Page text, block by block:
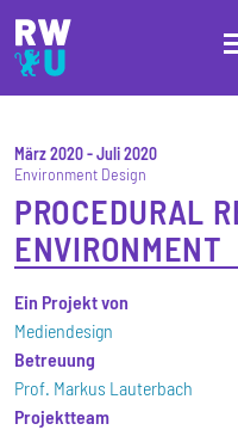
Direkt zum Inhalt
Direkt zur Hauptnavigation
Direkt zum Fußbereich
März 2020-Juli 2020
Environment Design
PROCEDURAL
ENVIRONMENT
Ein Projekt von
Mediendesign
Betreuung
Prof. Markus Lauterbach
Projektteam